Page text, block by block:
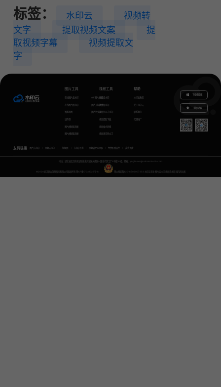
标签： 水印云
视频转
文字
提取视频文案
提
取视频字幕
视频提取文
字
图片工具
在线图片去水印
在线图片加水印
智能抠图
证件照
图片模糊变清晰
图片模糊变清晰
GIF图片生成
图片无损放大
图片转文字
视频工具
视频去水印
视频加水印
视频怎么去水印
视频提取下载
视频格式转换
视频语音转文字
帮助
水印云教程
关于水印云
联系我们
代理推广
下载电脑版
下载移动端
友情链接 图片去水印 视频去水印 一键抠图 去水印下载 视频转文字提取 免费配音软件 声音克隆
地址：湖北省武汉市东湖新技术开发区关南园一路当代梦工厂4号楼10楼，邮箱：yinglin.wu@udreamtech.com
©2020武汉联合创想科技有限公司版权所有 鄂ICP备17031026号-8 鄂公网安备42018502007353 水印云专注 图片去水印 视频去水印 国内杰出者